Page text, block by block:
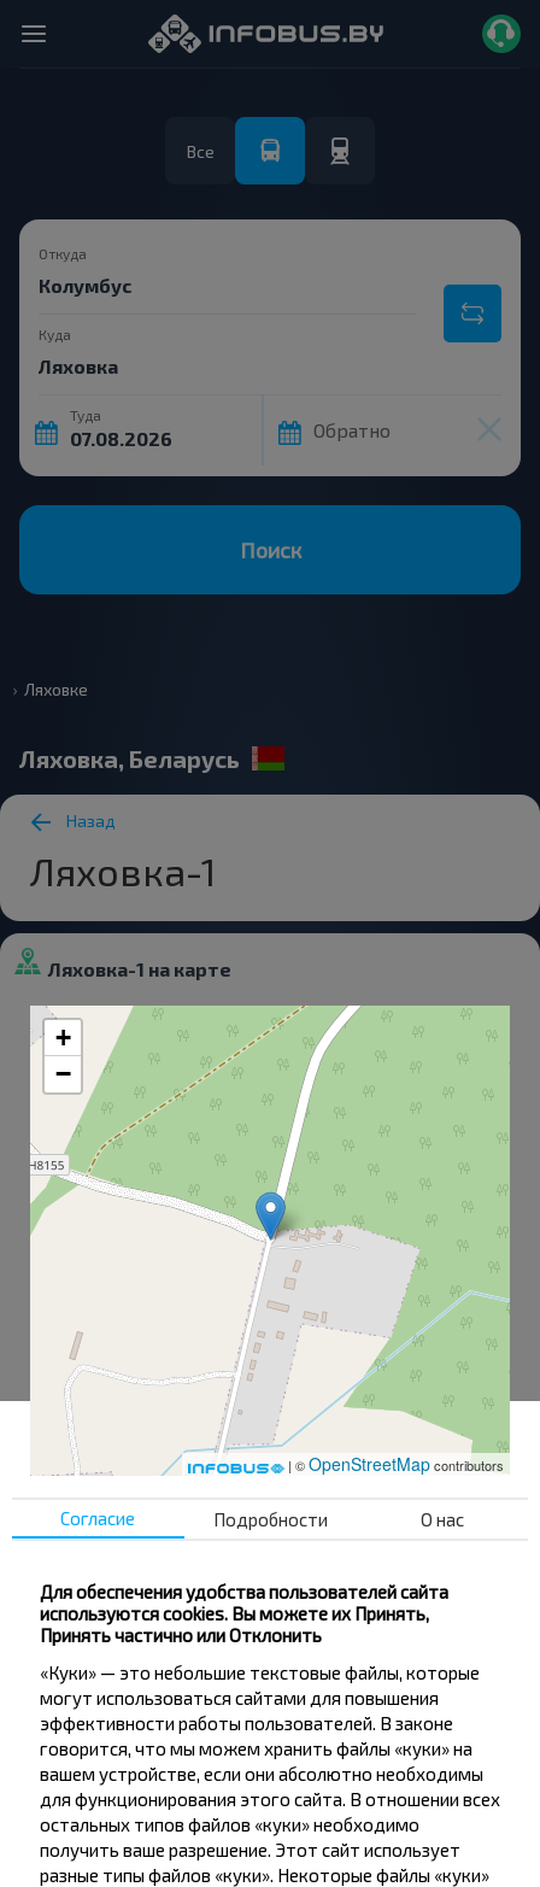
Все
Откуда
Куда
Туда
Обратно
Поиск
Ляховке
Ляховка, Беларусь
Назад
Ляховка-1
Ляховка-1 на карте
+
−
| ©OpenStreetMapcontributors
Ляховка-1
Хотите
путешествовать
дешевле?
Согласие Подробности О нас
Для обеспечения удобства пользователей сайта
используются cookies. Вы можете их Принять,
Принять частично или Отклонить
«Куки» — это небольшие текстовые файлы, которые
могут использоваться сайтами для повышения
эффективности работы пользователей. В законе
говорится, что мы можем хранить файлы «куки» на
вашем устройстве, если они абсолютно необходимы
для функционирования этого сайта. В отношении всех
остальных типов файлов «куки» необходимо
получить ваше разрешение. Этот сайт использует
разные типы файлов «куки». Некоторые файлы «куки»